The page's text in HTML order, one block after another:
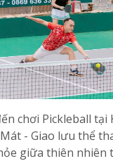
chơi Pickleball tại
- Giao lưu thể
giữa thiên nhiên